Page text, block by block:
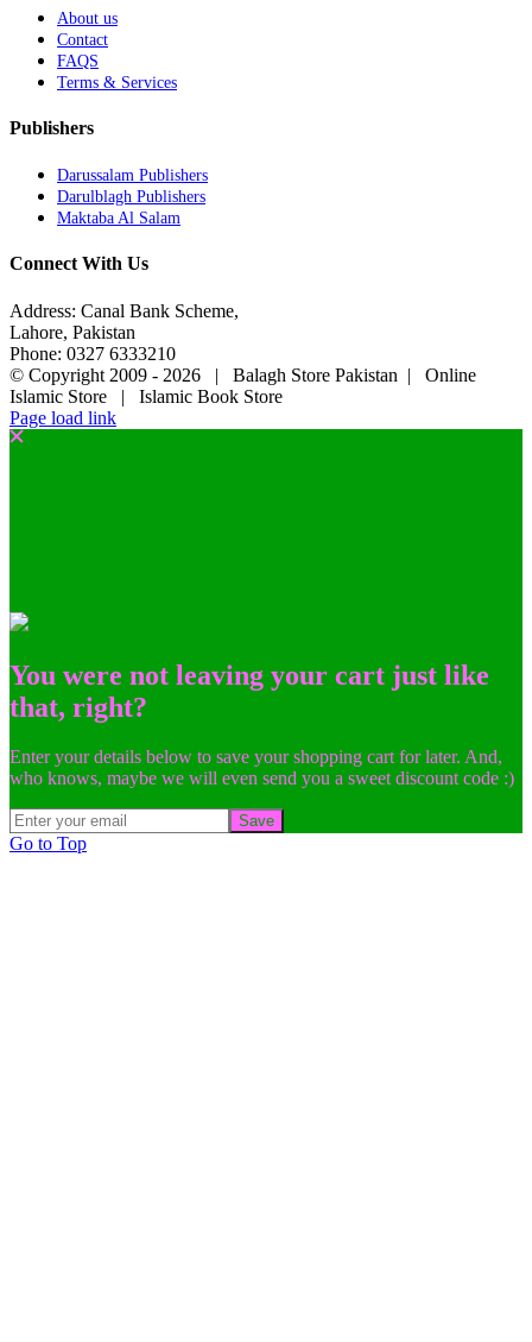
About us
Contact
FAQS
Terms & Services
Publishers
Darussalam Publishers
Darulblagh Publishers
Maktaba Al Salam
Connect With Us
Address: Canal Bank Scheme,
Lahore, Pakistan
Phone: 0327 6333210
© Copyright 2009 - 2026 | Balagh Store Pakistan | Online
Islamic Store | Islamic Book Store
Page load link
You were not leaving your cart just like
that, right?
Enter your details below to save your shopping cart for later. And,
who knows, maybe we will even send you a sweet discount code :)
Save
Go to Top